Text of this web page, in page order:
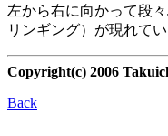
左から右に向かって段
リンギング）が現れて
Copyright(c) 2006
Back